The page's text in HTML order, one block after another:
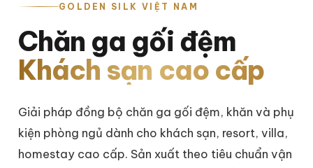
GOLDEN SILK VIỆT NAM
Chăn ga gối đệm
Khách sạn cao cấp
Giải pháp đồng bộ chăn ga gối đệm, khăn và phụ
kiện phòng ngủ dành cho khách sạn, resort, villa,
homestay cao cấp. Sản xuất theo tiêu chuẩn vận